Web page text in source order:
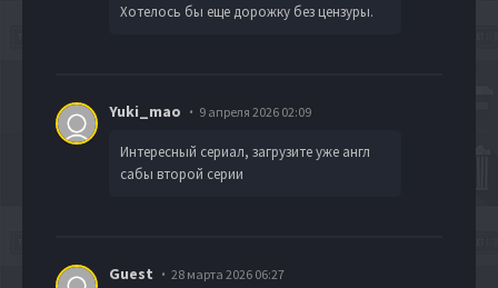
Хотелось бы еще дорожку без цензуры.
Yuki_mao 9 апреля 2026 02:09
Интересный сериал, загрузите уже англ
сабы второй серии
Guest 28 марта 2026 06:27